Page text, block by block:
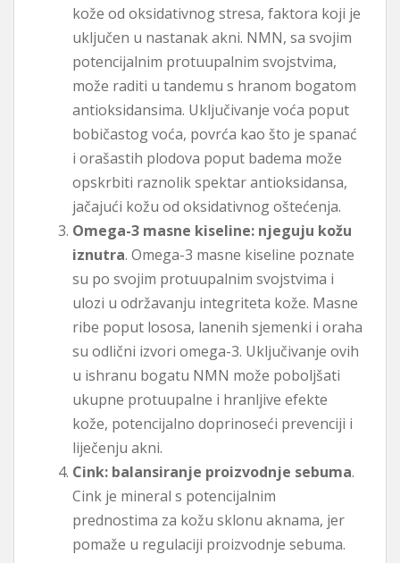
kože od oksidativnog stresa, faktora koji je
uključen u nastanak akni. NMN, sa svojim
potencijalnim protuupalnim svojstvima,
može raditi u tandemu s hranom bogatom
antioksidansima. Uključivanje voća poput
bobičastog voća, povrća kao što je spanać
i orašastih plodova poput badema može
opskrbiti raznolik spektar antioksidansa,
jačajući kožu od oksidativnog oštećenja.
Omega-3 masne kiseline: njeguju kožu
iznutra. Omega-3 masne kiseline poznate
su po svojim protuupalnim svojstvima i
ulozi u održavanju integriteta kože. Masne
ribe poput lososa, lanenih sjemenki i oraha
su odlični izvori omega-3. Uključivanje ovih
u ishranu bogatu NMN može poboljšati
ukupne protuupalne i hranljive efekte
kože, potencijalno doprinoseći prevenciji i
liječenju akni.
Cink: balansiranje proizvodnje sebuma.
Cink je mineral s potencijalnim
prednostima za kožu sklonu aknama, jer
pomaže u regulaciji proizvodnje sebuma.